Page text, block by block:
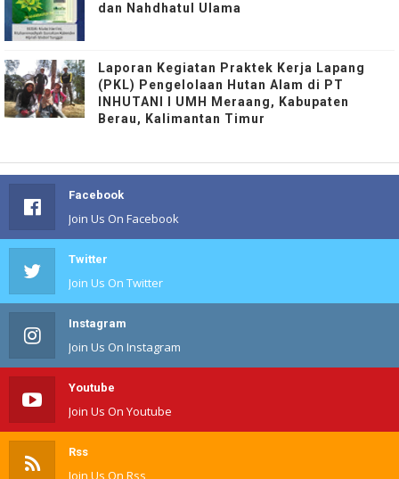
dan Nahdhatul Ulama
Laporan Kegiatan Praktek Kerja Lapang
(PKL) Pengelolaan Hutan Alam di PT
INHUTANI I UMH Meraang, Kabupaten
Berau, Kalimantan Timur
Facebook
Join Us On Facebook
Twitter
Join Us On Twitter
Instagram
Join Us On Instagram
Youtube
Join Us On Youtube
Rss
Join Us On Rss